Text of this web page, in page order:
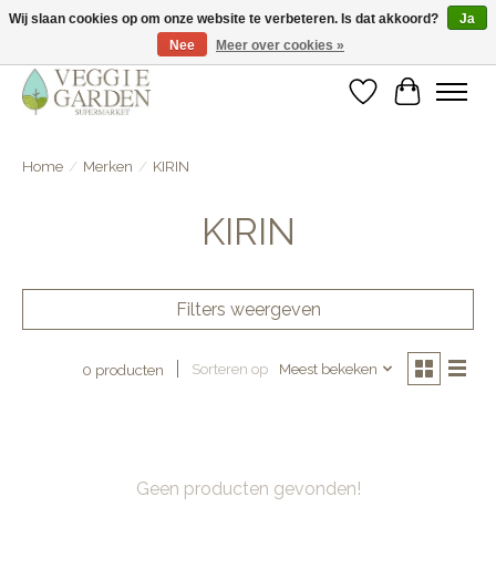
vegan & veggie products | free store pick-up
Verlanglijst
Home / Merken / KIRIN
KIRIN
Filters weergeven
0 producten Sorteren op Meest bekeken
Geen producten gevonden!
Wij slaan cookies op om onze website te verbeteren. Is dat akkoord?
Ja
Nee
Meer over cookies »